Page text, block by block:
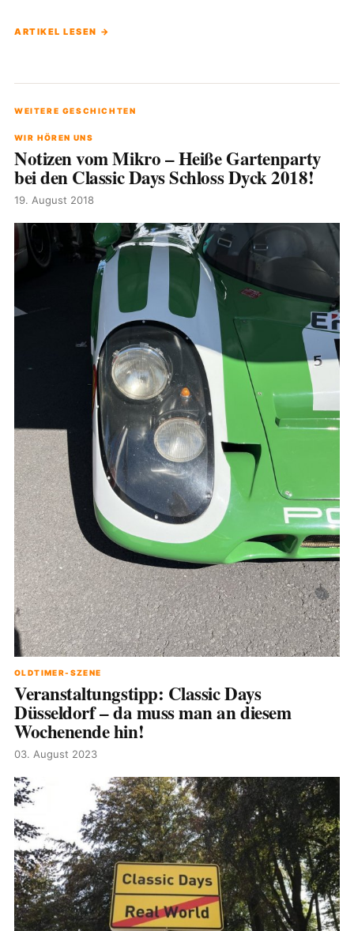
ARTIKEL LESEN →
WEITERE GESCHICHTEN
WIR HÖREN UNS
Notizen vom Mikro – Heiße Gartenparty
bei den Classic Days Schloss Dyck 2018!
19. August 2018
OLDTIMER-SZENE
Veranstaltungstipp: Classic Days
Düsseldorf – da muss man an diesem
Wochenende hin!
03. August 2023